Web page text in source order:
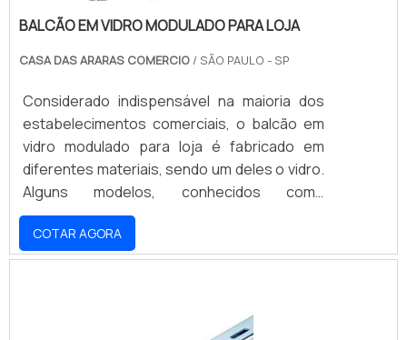
BALCÃO EM VIDRO MODULADO PARA LOJA
CASA DAS ARARAS COMERCIO / SÃO PAULO - SP
Considerado indispensável na maioria dos
estabelecimentos comerciais, o balcão em
vidro modulado para loja é fabricado em
diferentes materiais, sendo um deles o vidro.
Alguns modelos, conhecidos como
modulado, permitem que a peça seja
montada com nichos de vidro que, quando
unidos, formam o balcão com o tamanho
incolor, que facilita a visão através do nicho. É
COTAR AGORA